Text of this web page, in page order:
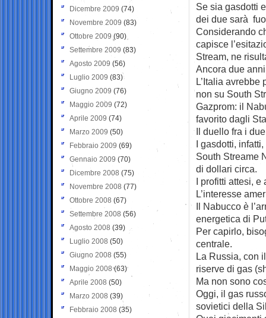
Se sia gasdotti
dei due sarà
Considerando
capisce
Stream, ne
Ancora due
L’Italia
non su South
Gazprom: il
favorito dagli
Il duello fra i
I gasdotti,
South Streame
di dollari circa.
I profitti attesi, e
L’interesse
Il Nabucco è
energetica di
Per capirlo,
centrale.
La Russia, con
riserve di gas
Ma non sono
Oggi, il gas
sovietici della
Dicembre 2009 (74)
Novembre 2009 (83)
Ottobre 2009 (90)
Settembre 2009 (83)
Agosto 2009 (56)
Luglio 2009 (83)
Giugno 2009 (76)
Maggio 2009 (72)
Aprile 2009 (74)
Marzo 2009 (50)
Febbraio 2009 (69)
Gennaio 2009 (70)
Dicembre 2008 (75)
Novembre 2008 (77)
Ottobre 2008 (67)
Settembre 2008 (56)
Agosto 2008 (39)
Luglio 2008 (50)
Giugno 2008 (55)
Maggio 2008(63)
Aprile 2008 (50)
Marzo 2008 (39)
Febbraio 2008 (35)